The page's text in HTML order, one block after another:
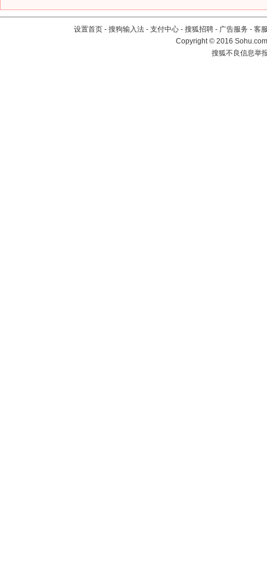
设置首页 - 搜狗输入法 - 支付中心 - 搜狐招聘 - 广告服务 - 客
Copyright©2016
搜狐不良信息举